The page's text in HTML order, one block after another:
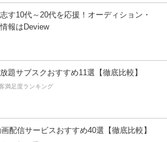
す10代～20代を応援！オーディション・
報はDeview
題サブスクおすすめ11選【徹底比較】
満足度ランキング
配信サービスおすすめ40選【徹底比較】